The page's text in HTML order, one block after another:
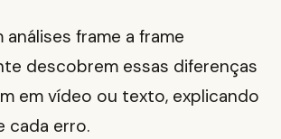
análises frame a frame
descobrem essas diferenças
em vídeo ou texto, explicando
cada erro.